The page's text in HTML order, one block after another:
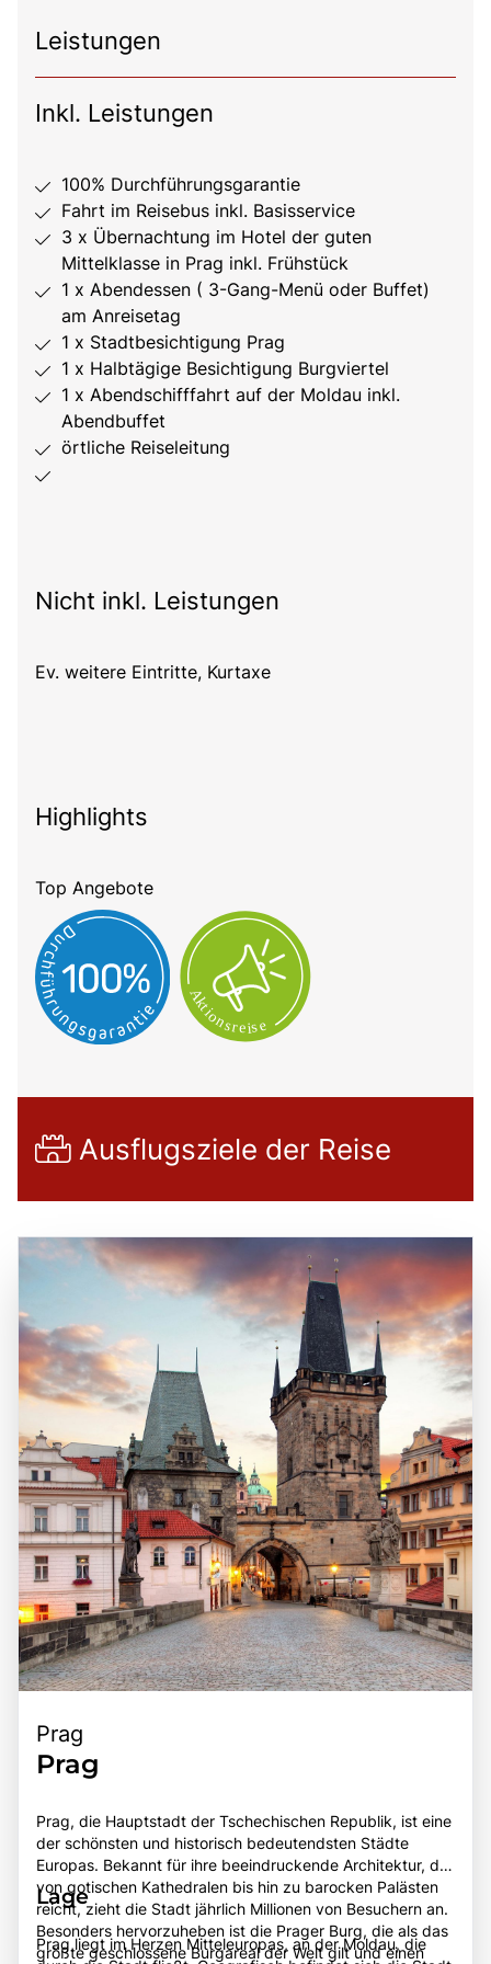
Leistungen
Inkl. Leistungen
100% Durchführungsgarantie
Fahrt im Reisebus inkl. Basisservice
3 x Übernachtung im Hotel der guten
Mittelklasse in Prag inkl. Frühstück
1 x Abendessen ( 3-Gang-Menü oder Buffet)
am Anreisetag
1 x Stadtbesichtigung Prag
1 x Halbtägige Besichtigung Burgviertel
1 x Abendschifffahrt auf der Moldau inkl.
Abendbuffet
örtliche Reiseleitung
Nicht inkl. Leistungen
Ev. weitere Eintritte, Kurtaxe
Highlights
Top Angebote
Ausflugsziele der Reise
Prag
Prag
Prag, die Hauptstadt der Tschechischen Republik, ist eine
der schönsten und historisch bedeutendsten Städte
Europas. Bekannt für ihre beeindruckende Architektur, die
von gotischen Kathedralen bis hin zu barocken Palästen
reicht, zieht die Stadt jährlich Millionen von Besuchern an.
Besonders hervorzuheben ist die Prager Burg, die als das
größte geschlossene Burgareal der Welt gilt und einen
Lage
Prag liegt im Herzen Mitteleuropas, an der Moldau, die